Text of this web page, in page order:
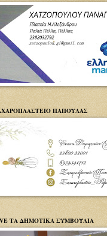
ΠΑΠΟΥΛΑΣ
ΤΑ ΔΗΜΟΤΙΚΑ ΣΥΜΒΟΥΛΙΑ